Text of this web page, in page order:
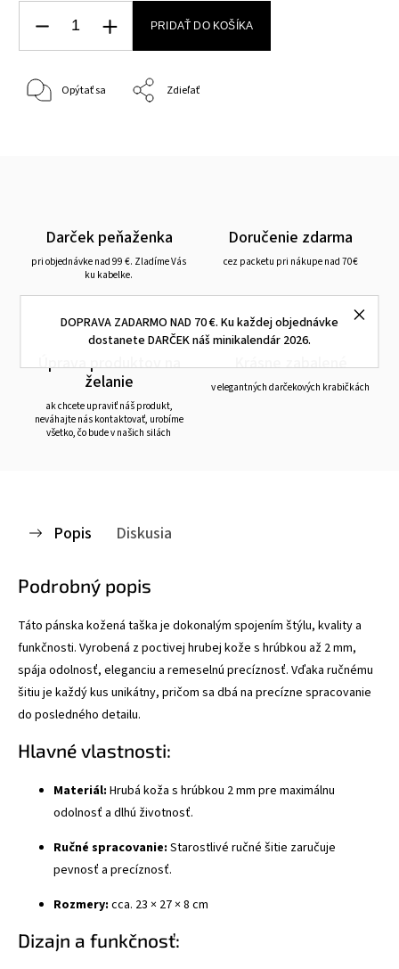
DOPRAVA ZADARMO NAD 70 €. Ku každej objednávke
dostanete DARČEK náš minikalendár 2026.
PRIDAŤ DO KOŠÍKA
Opýtať sa Zdieľať
Darček peňaženka
pri objednávke nad 99 €. Zladíme Vás
ku kabelke.
Doručenie zdarma
cez packetu pri nákupe nad 70€
Úprava produktov na
želanie
ak chcete upraviť náš produkt,
neváhajte nás kontaktovať, urobíme
všetko, čo bude v našich silách
Krásne zabalené
v elegantných darčekových krabičkách
Popis Diskusia
Podrobný popis
Táto pánska kožená taška je dokonalým spojením štýlu, kvality a
funkčnosti. Vyrobená z poctivej hrubej kože s hrúbkou až 2 mm,
spája odolnosť, eleganciu a remeselnú precíznosť. Vďaka ručnému
šitiu je každý kus unikátny, pričom sa dbá na precízne spracovanie
do posledného detailu.
Hlavné vlastnosti:
Materiál: Hrubá koža s hrúbkou 2 mm pre maximálnu
odolnosť a dlhú životnosť.
Ručné spracovanie: Starostlivé ručné šitie zaručuje
pevnosť a precíznosť.
Rozmery: cca. 23 × 27 × 8 cm
Dizajn a funkčnosť: